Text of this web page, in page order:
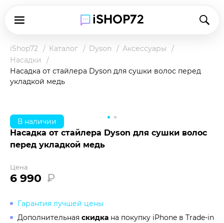
iShop72 Каталог Dyson
Аксессуары
Насадки
Насадка от стайлера Dyson для сушки волос перед
укладкой медь
В наличии
Насадка от стайлера Dyson для сушки волос
перед укладкой медь
Цена
6 990 ₽
Гарантия лучшей цены
Дополнительная скидка на покупку iPhone в Trade-in